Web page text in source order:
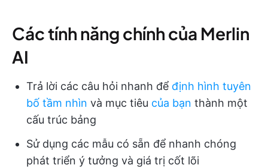
Các tính năng chính của Merlin
AI
Trả lời các câu hỏi nhanh để định hình tuyên
bố tầm nhìn và mục tiêu của bạn thành một
cấu trúc bảng
Sử dụng các mẫu có sẵn để nhanh chóng
phát triển ý tưởng và giá trị cốt lõi